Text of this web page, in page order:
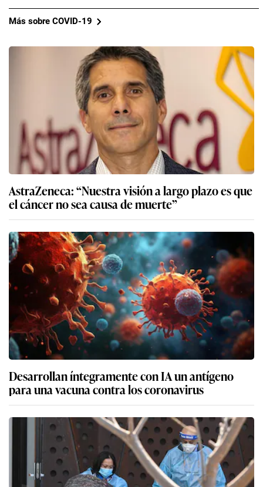
Más sobre COVID-19
AstraZeneca: “Nuestra visión a largo plazo es que
el cáncer no sea causa de muerte”
Desarrollan íntegramente con IA un antígeno
para una vacuna contra los coronavirus